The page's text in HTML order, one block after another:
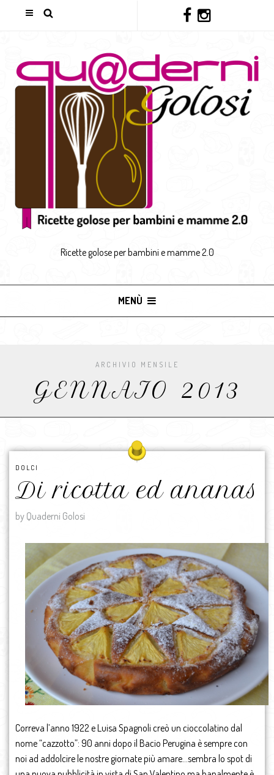
Ricette golose per bambini e mamme 2.0
MENÙ
ARCHIVIO MENSILE
GENNAIO 2013
DOLCI
Di ricotta ed ananas
by Quaderni Golosi
Correva l’anno 1922 e Luisa Spagnoli creò un cioccolatino dal
nome “cazzotto”: 90 anni dopo il Bacio Perugina è sempre con
noi ad addolcire le nostre giornate più amare…sembra lo spot di